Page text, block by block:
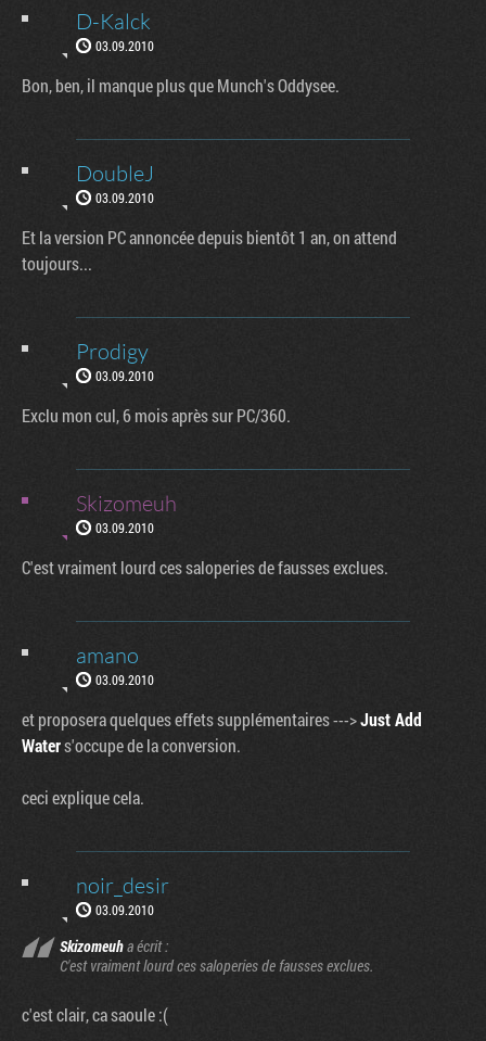
D-Kalck
03.09.2010
Bon, ben, il manque plus que Munch's Oddysee.
DoubleJ
03.09.2010
Et la version PC annoncée depuis bientôt 1 an, on attend
toujours...
Prodigy
03.09.2010
Exclu mon cul, 6 mois après sur PC/360.
Skizomeuh
03.09.2010
C'est vraiment lourd ces saloperies de fausses exclues.
amano
03.09.2010
et proposera quelques effets supplémentaires --->Just Add
Waters'occupe de la conversion.
ceci explique cela.
noir_desir
03.09.2010
Skizomeuha écrit :
C'est vraiment lourd ces saloperies de fausses exclues.
c'est clair, ca saoule :(